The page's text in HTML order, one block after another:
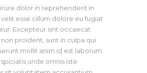
dolor in reprehenderit in
esse cillum dolore eu fugiat
Excepteur sint occaecat
proident, sunt in culpa qui
mollit anim id est laborum
unde omnis iste